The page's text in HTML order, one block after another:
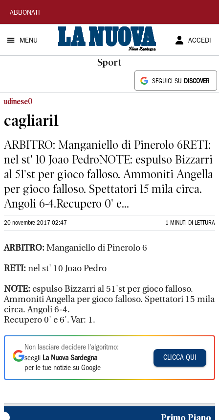
La
Nuova
Sardegna
ABBONATI
MENU ACCEDI
Sport
SEGUICI SU DISCOVER
udinese0
cagliari1
ARBITRO: Manganiello di Pinerolo 6RETI:
nel st' 10 Joao PedroNOTE: espulso Bizzarri
al 51'st per gioco falloso. Ammoniti Angella
per gioco falloso. Spettatori 15 mila circa.
Angoli 6-4.Recupero 0' e...
20 novembre 2017 02:47 1 MINUTI DI LETTURA
ARBITRO:Manganiello di Pinerolo 6
RETI:nel st' 10 Joao Pedro
NOTE: espulso Bizzarri al 51'st per gioco falloso.
Ammoniti Angella per gioco falloso. Spettatori 15 mila
circa. Angoli 6-4.
Recupero 0' e 6'. Var: 1.
Non lasciare decidere l'algoritmo:
scegli La Nuova Sardegna
per le tue notizie su Google
CLICCA QUI
Primo Piano